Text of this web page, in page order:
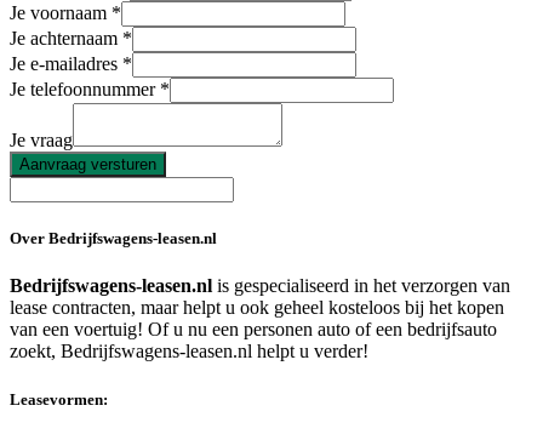
Je voornaam
Je achternaam
Je e-mailadres
Je telefoonnummer
Je vraag
Aanvraag versturen
Over Bedrijfswagens-leasen.nl
Bedrijfswagens-leasen.nl is gespecialiseerd in het verzorgen van
lease contracten, maar helpt u ook geheel kosteloos bij het kopen
van een voertuig! Of u nu een personen auto of een bedrijfsauto
zoekt, Bedrijfswagens-leasen.nl helpt u verder!
Leasevormen: